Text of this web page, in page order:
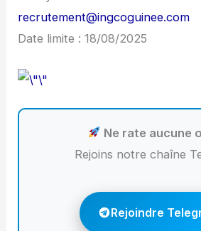
recrutement@ingcoguinee.com
Date limite : 18/08/2025
Ne rate aucune
Rejoins notre chaîne
Rejoindre